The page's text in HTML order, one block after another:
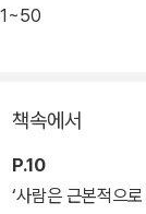
깨닫고 소스라치게
이것이야말로 결
며.
1~50
책속에서
P.10
‘사람은 근본적으